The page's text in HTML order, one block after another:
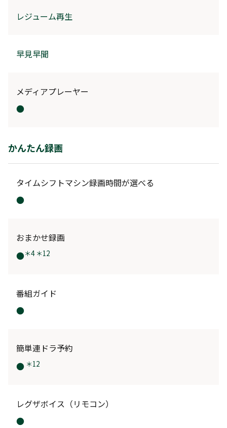
レジューム再生
早見早聞
メディアプレーヤー
●
かんたん録画
タイムシフトマシン録画時間が選べる
●
おまかせ録画
●＊4 ＊12
番組ガイド
●
簡単連ドラ予約
● ＊12
レグザボイス（リモコン）
●